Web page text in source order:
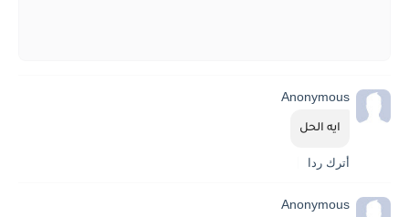
Anonymous
ايه الحل
أترك ردا
Anonymous